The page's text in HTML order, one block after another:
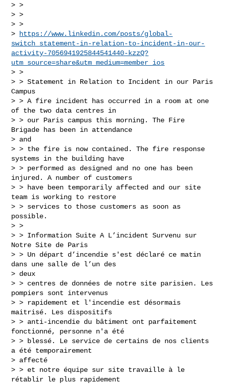
> >
> >
> >
>
https://www.linkedin.com/posts/global-
switch_statement-in-relation-to-incident-in-our-
activity-7056941925844541440-kzzQ?
utm_source=share&utm_medium=member_ios
> >
> > Statement in Relation to Incident in our Paris
Campus
> > A fire incident has occurred in a room at one
of the two data centres in
> > our Paris campus this morning. The Fire
Brigade has been in attendance
> and
> > the fire is now contained. The fire response
systems in the building have
> > performed as designed and no one has been
injured. A number of customers
> > have been temporarily affected and our site
team is working to restore
> > services to those customers as soon as
possible.
> >
> > Information Suite A L’incident Survenu sur
Notre Site de Paris
> > Un départ d’incendie s'est déclaré ce matin
dans une salle de l’un des
> deux
> > centres de données de notre site parisien. Les
pompiers sont intervenus
> > rapidement et l'incendie est désormais
maitrisé. Les dispositifs
> > anti-incendie du bâtiment ont parfaitement
fonctionné, personne n'a été
> > blessé. Le service de certains de nos clients
a été temporairement
> affecté
> > et notre équipe sur site travaille à le
rétablir le plus rapidement